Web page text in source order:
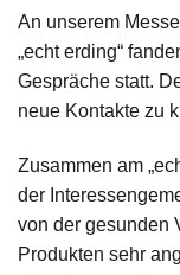
An unserem
„echt erding“
Gespräche statt.
neue Kontakte zu
Zusammen am
der
von der gesunden
Produkten sehr